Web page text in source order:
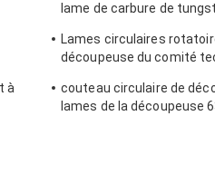
à
lame de carbure de
cigarettes
Lames circulaires
découpeuse du comité
Hauni
couteau circulaire de
lames de la découpeuse